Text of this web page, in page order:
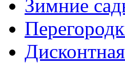
Зимние